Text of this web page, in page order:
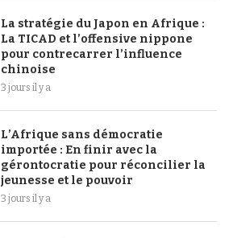
La stratégie du Japon en Afrique :
La TICAD et l’offensive nippone
pour contrecarrer l’influence
chinoise
3 jours il y a
L’Afrique sans démocratie
importée : En finir avec la
gérontocratie pour réconcilier la
jeunesse et le pouvoir
3 jours il y a